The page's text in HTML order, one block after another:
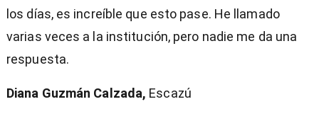
los días, es increíble que esto pase. He llamado
varias veces a la institución, pero nadie me da una
respuesta.
Diana Guzmán Calzada, Escazú